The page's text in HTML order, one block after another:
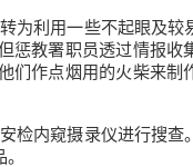
利用一些不起眼及较
教署职员透过情报收
们作点烟用的火柴来制
检内窥摄录仪进行搜查